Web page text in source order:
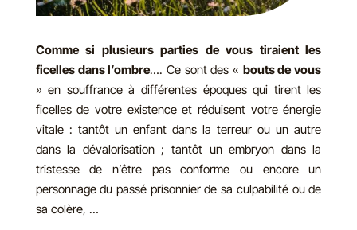
Comme si plusieurs parties de vous tiraient les
ficelles dans l’ombre…. Ce sont des « bouts de vous
» en souffrance à différentes époques qui tirent les
ficelles de votre existence et réduisent votre énergie
vitale : tantôt un enfant dans la terreur ou un autre
dans la dévalorisation ; tantôt un embryon dans la
tristesse de n’être pas conforme ou encore un
personnage du passé prisonnier de sa culpabilité ou de
sa colère, …